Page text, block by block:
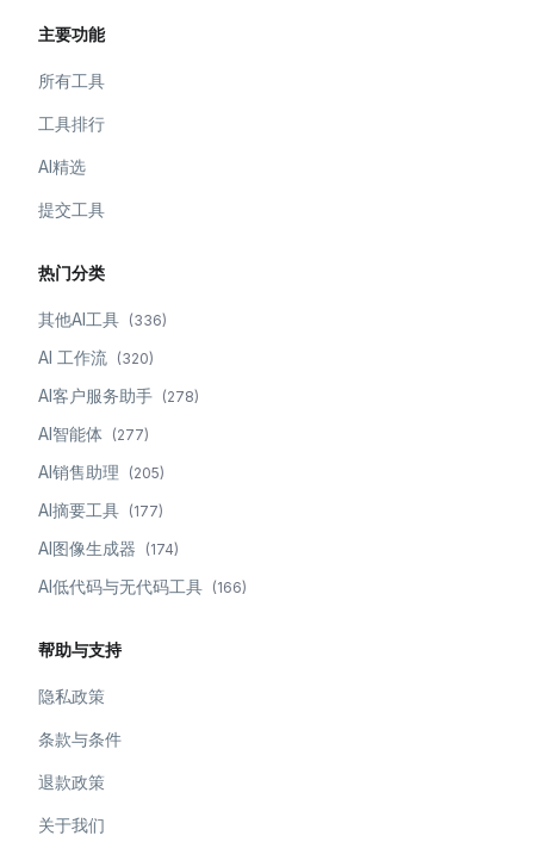
主要功能
所有工具
工具排行
AI精选
提交工具
热门分类
其他AI工具 (336)
AI 工作流 (320)
AI客户服务助手 (278)
AI智能体 (277)
AI销售助理 (205)
AI摘要工具 (177)
AI图像生成器 (174)
AI低代码与无代码工具 (166)
帮助与支持
隐私政策
条款与条件
退款政策
关于我们